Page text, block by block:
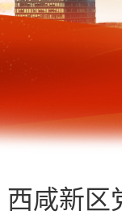
西咸新区